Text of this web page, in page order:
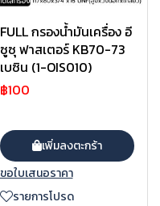
FULL กรองน้ำมันเครื่อง อี
ซูซุ ฟาสเตอร์ KB70-73
เบซิน (1-OIS010)
฿100
เพิ่มลงตะกร้า
ขอใบเสนอราคา
รายการโปรด